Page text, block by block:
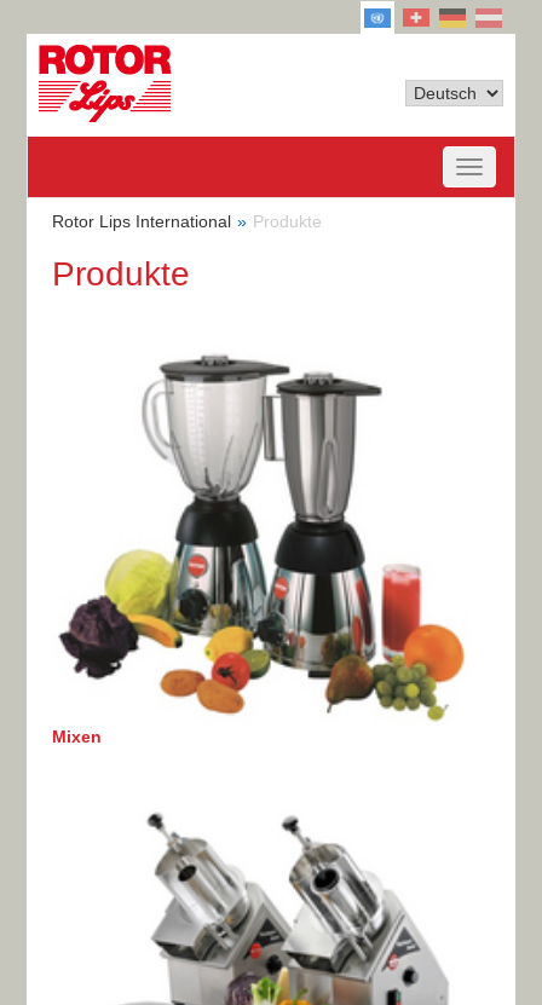
Rotor Lips International Produkte
Produkte
Mixen